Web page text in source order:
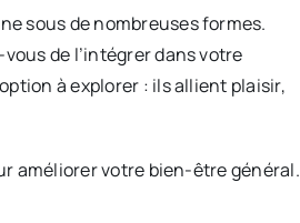
sous de nombreuses formes.
de l’intégrer dans votre
à explorer : ils allient plaisir,
améliorer votre bien-être général.